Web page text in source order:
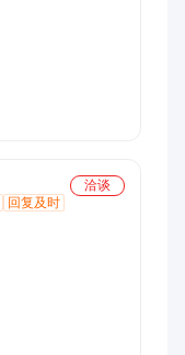
洽谈
回复及时